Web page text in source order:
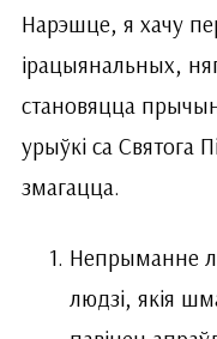
Нарэшце, я хачу
ірацыянальных,
становяцца
урыўкі са Святога
змагацца.
Непрыманне
людзі, якія